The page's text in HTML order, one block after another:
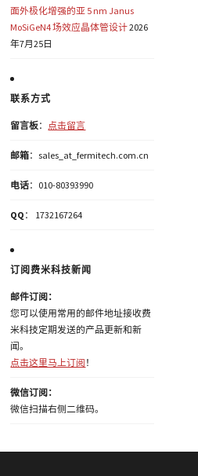
面外极化增强的亚 5 nm Janus
MoSiGeN4 场效应晶体管设计2026
年7月25日
联系方式
留言板： 点击留言
邮箱：sales_at_fermitech.com.cn
电话：010-80393990
QQ ： 1732167264
订阅费米科技新闻
邮件订阅：
您可以使用常用的邮件地址接收费
米科技定期发送的产品更新和新
闻。
点击这里马上订阅 ！
微信订阅：
微信扫描右侧二维码。